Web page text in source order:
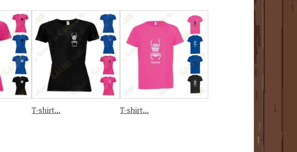
T-shirt... T-shirt...